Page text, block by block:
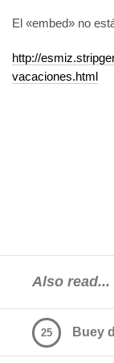
El «embed» no
http://
vacaciones.html
Also read...
Buey
25